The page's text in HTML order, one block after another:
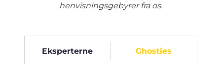
henvisningsgebyrer fra os.
Eksperterne Ghosties